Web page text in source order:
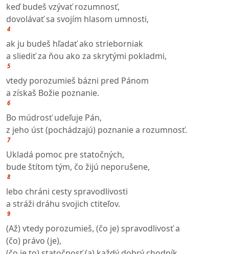
keď budeš vzývať rozumnosť,
dovolávať sa svojím hlasom umnosti,
4
ak ju budeš hľadať ako strieborniak
a sliediť za ňou ako za skrytými pokladmi,
5
vtedy porozumieš bázni pred Pánom
a získaš Božie poznanie.
6
Bo múdrosť udeľuje Pán,
z jeho úst (pochádzajú) poznanie a rozumnosť.
7
Ukladá pomoc pre statočných,
bude štítom tým, čo žijú neporušene,
8
lebo chráni cesty spravodlivosti
a stráži dráhu svojich ctiteľov.
9
(Až) vtedy porozumieš, (čo je) spravodlivosť a
(čo) právo (je),